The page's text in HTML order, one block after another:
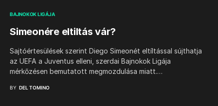
BAJNOKOK LIGÁJA
Simeonére eltiltás vár?
Sajtóértesülések szerint Diego Simeonét eltíltással sújthatja
az UEFA a Juventus elleni, szerdai Bajnokok Ligája
mérkőzésen bemutatott megmozdulása miatt.…
BY DEL TOMINO